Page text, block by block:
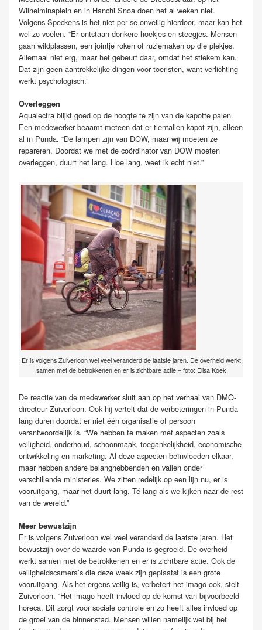
Wilhelminaplein en in Hanchi Snoa doen het al weken niet.
Volgens Speckens is het niet per se onveilig hierdoor, maar kan het
wel zo voelen. “Er ontstaan donkere hoekjes en steegjes. Mensen
gaan wildplassen, een jointje roken of ruziemaken op die plekjes.
Allemaal niet erg, maar het gebeurt daar, omdat het stiekem kan.
Dat zijn geen aantrekkelijke dingen voor toeristen, want verlichting
werkt psychologisch.”
Overleggen
Aqualectra blijkt goed op de hoogte te zijn van de kapotte palen.
Een medewerker beaamt meteen dat er tientallen kapot zijn, alleen
al in Punda. “De lampen zijn van DOW, maar wij moeten ze
repareren. Doordat we met de coördinator van DOW moeten
overleggen, duurt het lang. Hoe lang, weet ik echt niet.”
Er is volgens Zuiverloon wel veel veranderd de laatste jaren. De overheid werkt
samen met de betrokkenen en er is zichtbare actie – foto: Elisa Koek
De reactie van de medewerker sluit aan op het verhaal van DMO-
directeur Zuiverloon. Ook hij vertelt dat de verbeteringen in Punda
lang duren doordat er niet één organisatie of persoon
verantwoordelijk is. “We hebben te maken met aspecten zoals
veiligheid, onderhoud, schoonmaak, toegankelijkheid, economische
ontwikkeling en marketing. Al deze aspecten beïnvloeden elkaar,
maar hebben andere belanghebbenden en vallen onder
verschillende ministeries. We zitten redelijk op een lijn nu, er is
vooruitgang, maar het duurt lang. Té lang als we kijken naar de rest
van de wereld.”
Meer bewustzijn
Er is volgens Zuiverloon wel veel veranderd de laatste jaren. Het
bewustzijn over de waarde van Punda is gegroeid. De overheid
werkt samen met de betrokkenen en er is zichtbare actie. Ook de
veiligheidscamera’s die deze week zijn geplaatst is een grote
vooruitgang. Als het ergens veilig is, verbetert het imago ook, stelt
Zuiverloon. “Het imago heeft invloed op de komst van bijvoorbeeld
horeca. Dit zorgt voor sociale controle en zo heeft alles invloed op
de groei van de binnenstad. Mensen willen namelijk wel bij het